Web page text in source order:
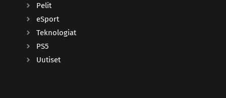
Pelit
eSport
Teknologiat
PS5
Uutiset